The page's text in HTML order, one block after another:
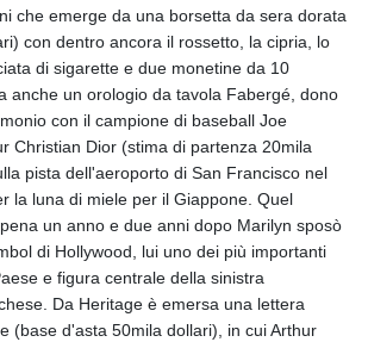
che emerge da una borsetta da sera dorata
con dentro ancora il rossetto, la cipria, lo
di sigarette e due monetine da 10
anche un orologio da tavola Fabergé, dono
con il campione di baseball Joe
Christian Dior (stima di partenza 20mila
pista dell'aeroporto di San Francisco nel
la luna di miele per il Giappone. Quel
un anno e due anni dopo Marilyn sposò
di Hollywood, lui uno dei più importanti
e figura centrale della sinistra
Da Heritage è emersa una lettera
(base d'asta 50mila dollari), in cui Arthur